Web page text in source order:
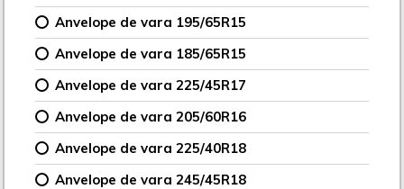
Anvelope de vara 195/65R15
Anvelope de vara 185/65R15
Anvelope de vara 225/45R17
Anvelope de vara 205/60R16
Anvelope de vara 225/40R18
Anvelope de vara 245/45R18